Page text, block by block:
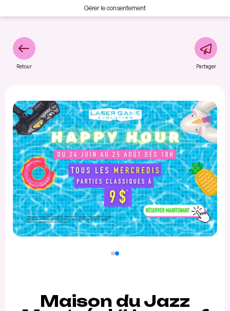
Gérer le consentement
Retour Partager
Maison du Jazz